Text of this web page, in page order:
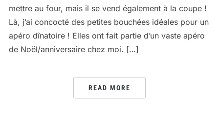
mettre au four, mais il se vend également à la coupe !
Là, j’ai concocté des petites bouchées idéales pour un
apéro dînatoire ! Elles ont fait partie d’un vaste apéro
de Noël/anniversaire chez moi. […]
READ MORE